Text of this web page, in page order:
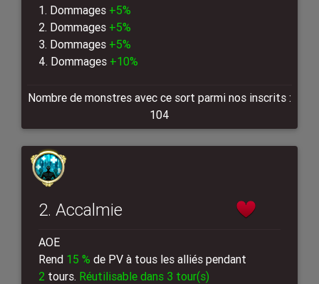
1. Dommages +5%
2. Dommages +5%
3. Dommages +5%
4. Dommages +10%
Nombre de monstres avec ce sort parmi nos inscrits :
104
2. Accalmie
AOE
Rend 15 % de PV à tous les alliés pendant
2 tours. Réutilisable dans 3 tour(s)